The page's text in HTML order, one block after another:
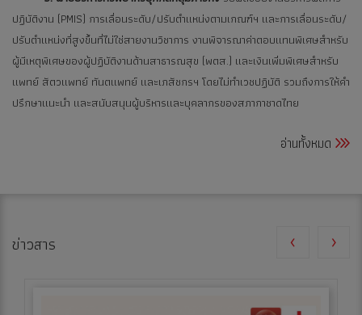
ปฏิบัติงาน (PMIS) การเลื่อนระดับ/ปรับตำแหน่งตามเกณฑ์ฯ และการเลื่อนระดับ/
ปรับตำแหน่งที่สูงขึ้นที่ไม่ใช่สายงานวิชาการ งานพิจารณาค่าตอบแทนพิเศษสำหรับ
ผู้มีเหตุพิเศษของผู้ปฏิบัติงานด้านสาธารณสุข (พตส.) และเงินเพิ่มพิเศษสำหรับ
แพทย์ สัตวแพทย์ ทันตแพทย์ และเภสัชกรฯ โดยไม่ทำเวชปฏิบัติ รวมถึงการให้คำ
ปรึกษาแนะนำ และสนับสนุนผู้บริหารและบุคลากรของสภากาชาดไทย
อ่านทั้งหมด
ข่าวสาร ‹ ›